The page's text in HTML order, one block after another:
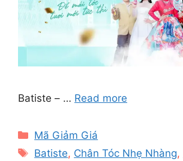
Batiste – … Read more
Categories
Mã Giảm Giá
Tags
Batiste, Chân Tóc Nhẹ Nhàng,